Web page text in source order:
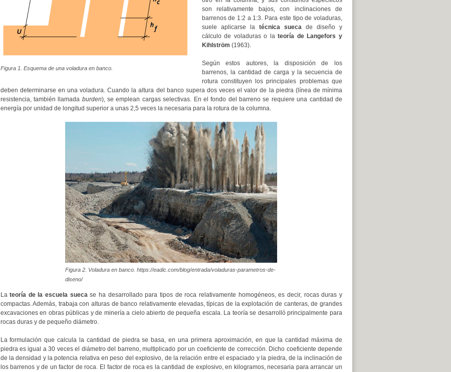
Figura 1. Esquema de una voladura en banco.
son relativamente bajos, con inclinaciones de
barrenos de 1:2 a 1:3. Para este tipo de voladuras,
suele aplicarse la técnica suecade diseño y
cálculo de voladuras o lateoría de Langefors y
Kihlström (1963).
Según estos autores, la disposición de los
barrenos, la cantidad de carga y la secuencia de
rotura constituyen los principales problemas que
deben determinarse en una voladura. Cuando la altura del banco supera dos veces el valor de la piedra (línea de mínima
resistencia, también llamada burden), se emplean cargas selectivas. En el fondo del barreno se requiere una cantidad de
energía por unidad de longitud superior a unas 2,5 veces la necesaria para la rotura de la columna.
Figura 2. Voladura en banco. https://eadic.com/blog/entrada/voladuras-parametros-de-
diseno/
Lateoría de la escuela suecase ha desarrollado para tipos de roca relativamente homogéneos, es decir, rocas duras y
compactas. Además, trabaja con alturas de banco relativamente elevadas, típicas de la explotación de canteras, de grandes
excavaciones en obras públicas y de minería a cielo abierto de pequeña escala. La teoría se desarrolló principalmente para
rocas duras y de pequeño diámetro.
La formulación que calcula la cantidad de piedra se basa, en una primera aproximación, en que la cantidad máxima de
piedra es igual a 30 veces el diámetro del barreno, multiplicado por un coeficiente de corrección. Dicho coeficiente depende
de la densidad y la potencia relativa en peso del explosivo, de la relación entre el espaciado y la piedra, de la inclinación de
los barrenos y de un factor de roca. El factor de roca es la cantidad de explosivo, en kilogramos, necesaria para arrancar un